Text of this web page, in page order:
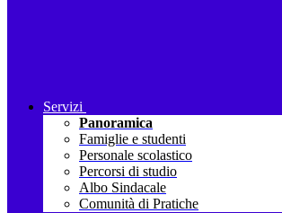
Servizi
Panoramica
Famiglie e studenti
Personale scolastico
Percorsi di studio
Albo Sindacale
Comunità di Pratiche